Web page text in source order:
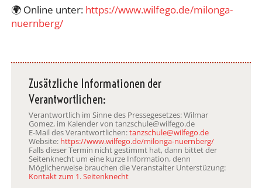
🌍 Online unter: https://www.wilfego.de/milonga-
nuernberg/
Zusätzliche Informationen der
Verantwortlichen:
Verantwortlich im Sinne des Pressegesetzes: Wilmar
Gomez, im Kalender von tanzschule@wilfego.de
E-Mail des Verantwortlichen:tanzschule@wilfego.de
Website: https://www.wilfego.de/milonga-nuernberg/
Falls dieser Termin nicht gestimmt hat, dann bittet der
Seitenknecht um eine kurze Information, denn
Möglicherweise brauchen die Veranstalter Unterstüzung:
Kontakt zum 1. Seitenknecht